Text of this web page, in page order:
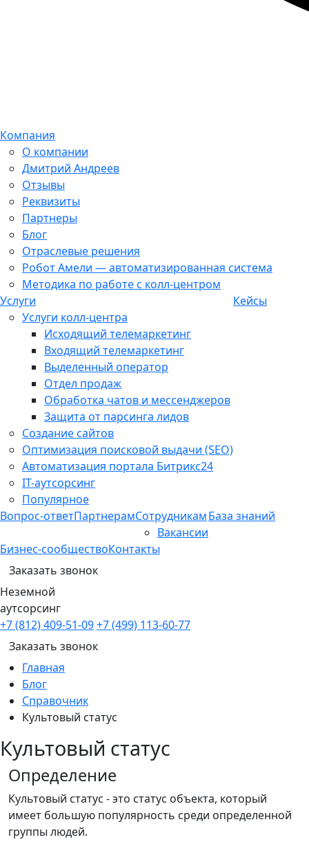
Компания
О компании
Дмитрий Андреев
Отзывы
Реквизиты
Партнеры
Блог
Отраслевые решения
Робот Амели — автоматизированная система
Методика по работе с колл-центром
Услуги
Услуги колл-центра
Исходящий телемаркетинг
Входящий телемаркетинг
Выделенный оператор
Отдел продаж
Обработка чатов и мессенджеров
Защита от парсинга лидов
Создание сайтов
Оптимизация поисковой выдачи (SEO)
Автоматизация портала Битрикс24
IT-аутсорсинг
Популярное
Кейсы
Вопрос-ответПартнерамСотрудникам
Вакансии
База знаний
Бизнес-сообществоКонтакты
Заказать звонок
Неземной
аутсорсинг
+7 (812) 409-51-09+7 (499) 113-60-77
Заказать звонок
Главная
Блог
Справочник
Культовый статус
Культовый статус
Определение
Культовый статус - это статус объекта, который
имеет большую популярность среди определенной
группы людей.